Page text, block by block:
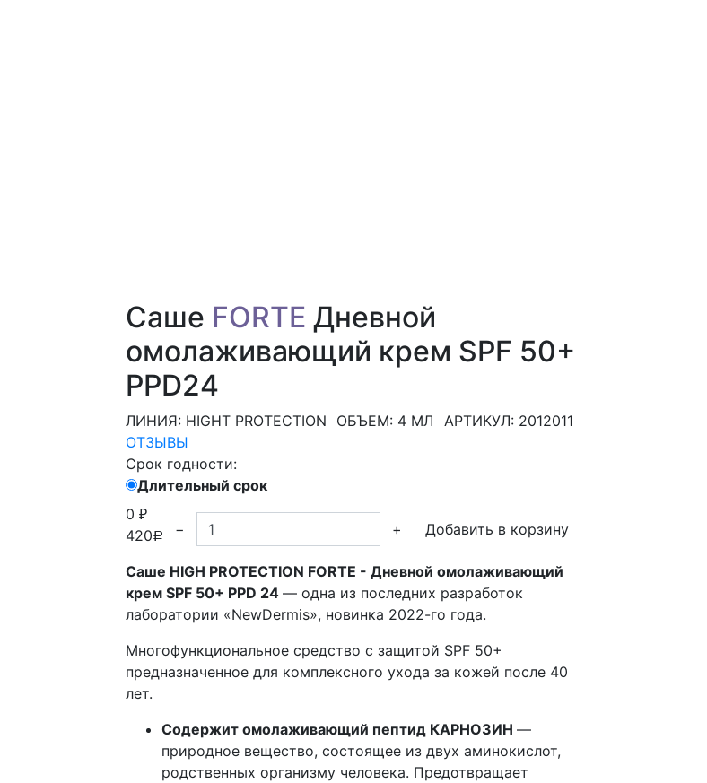
Саше FORTE Дневной
омолаживающий крем SPF 50+
PPD24
ЛИНИЯ: HIGHT PROTECTION ОБЪЕМ: 4 МЛ
АРТИКУЛ: 2012011
ОТЗЫВЫ
Срок годности:
Длительный срок
0 ₽
420Р − +
Саше HIGH PROTECTION FORTE - Дневной омолаживающий
крем SPF 50+ PPD 24 — одна из последних разработок
лаборатории «NewDermis», новинка 2022-го года.
Многофункциональное средство с защитой SPF 50+
предназначенное для комплексного ухода за кожей после 40
лет.
Содержит омолаживающий пептид КАРНОЗИН —
природное вещество, состоящее из двух аминокислот,
родственных организму человека. Предотвращает